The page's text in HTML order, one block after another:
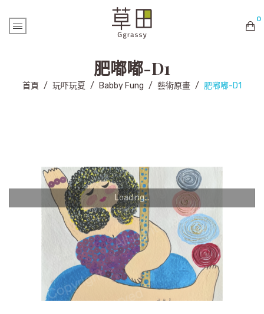
0
購物車內未有商品
肥嘟嘟-D1
首頁 / 玩吓玩夏 / Babby Fung / 藝術原畫 / 肥嘟嘟-D1
Loading...